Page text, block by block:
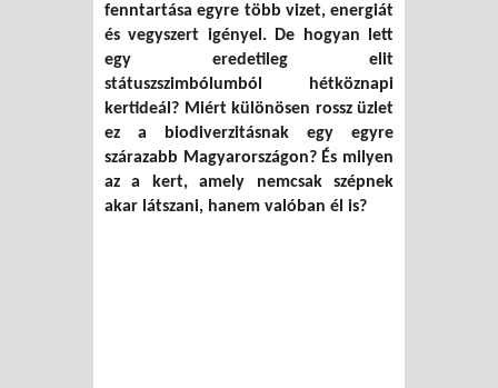
fenntartása egyre több vizet, energiát
és vegyszert igényel. De hogyan lett
egy eredetileg elit
státuszszimbólumból hétköznapi
kertideál? Miért különösen rossz üzlet
ez a biodiverzitásnak egy egyre
szárazabb Magyarországon? És milyen
az a kert, amely nemcsak szépnek
akar látszani, hanem valóban él is?